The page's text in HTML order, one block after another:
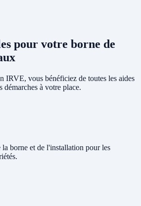
pour votre borne de
IRVE, vous bénéficiez de toutes les aides
démarches à votre place.
la borne et de l'installation pour les